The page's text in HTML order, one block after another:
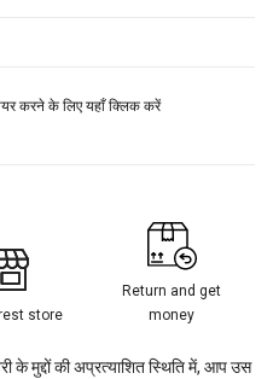
करने के लिए यहाँ क्लिक करें
store
Return and get
money
के मुद्दों की अप्रत्याशित स्थिति में, आप उस